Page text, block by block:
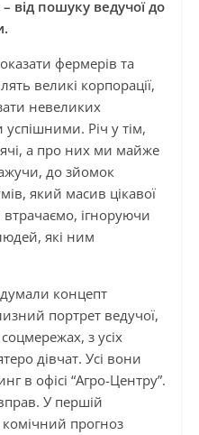
від пошуку ведучої до
фермерів та
великі корпорації,
невеликих
успішними. Річ у тім,
а про них ми майже
до зйомок
який масив цікавої
втрачаємо, ігноруючи
які ним
концепт
портрет ведучої,
з усіх
дівчат. Усі вони
в офісі “Агро-Центру”.
У першій
прогноз